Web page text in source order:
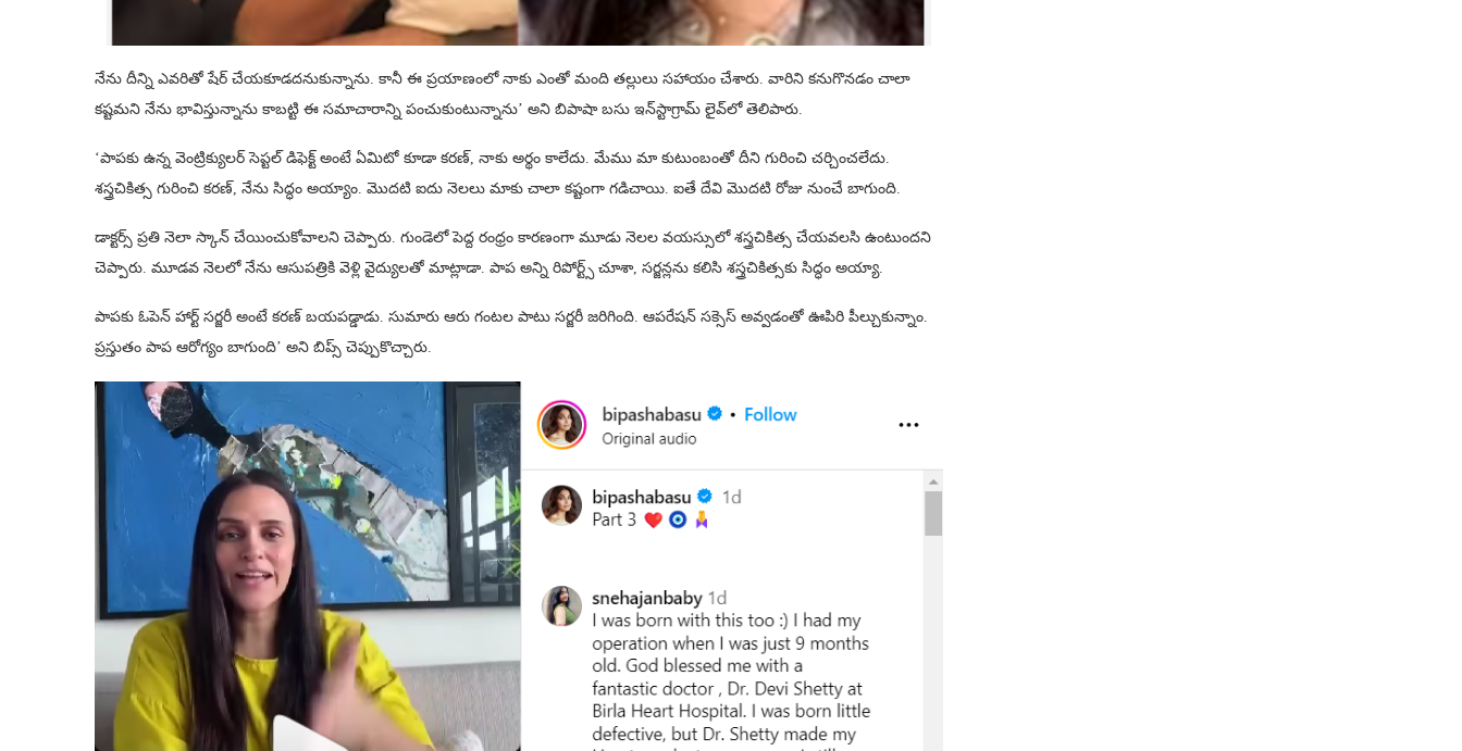
నేను దీన్ని ఎవరితో షేర్ చేయకూడదనుకున్నాను. కానీ ఈ ప్రయాణంలో నాకు ఎంతో మంది తల్లులు సహాయం చేశారు. వారిని కనుగొనడం చాలా
కష్టమని నేను భావిస్తున్నాను కాబట్టి ఈ సమాచారాన్ని పంచుకుంటున్నాను’ అని బిపాషా బసు ఇన్‌స్టాగ్రామ్ లైవ్‌లో తెలిపారు.
‘పాపకు ఉన్న వెంట్రిక్యులర్‌ సెప్టల్‌ డిఫెక్ట్‌ అంటే ఏమిటో కూడా కరణ్, నాకు అర్థం కాలేదు. మేము మా కుటుంబంతో దీని గురించి చర్చించలేదు.
శస్త్రచికిత్స గురించి కరణ్, నేను సిద్ధం అయ్యాం. మొదటి ఐదు నెలలు మాకు చాలా కష్టంగా గడిచాయి. ఐతే దేవి మొదటి రోజు నుంచే బాగుంది.
డాక్టర్స్ ప్రతి నెలా స్కాన్‌ చేయించుకోవాలని చెప్పారు. గుండెలో పెద్ద రంధ్రం కారణంగా మూడు నెలల వయస్సులో శస్త్రచికిత్స చేయవలసి ఉంటుందని
చెప్పారు. మూడవ నెలలో నేను ఆసుపత్రికి వెళ్లి వైద్యులతో మాట్లాడా. పాప అన్ని రిపోర్ట్స్ చూశా, సర్జన్లను కలిసి శస్త్రచికిత్సకు సిద్ధం అయ్యా.
పాపకు ఓపెన్‌ హార్ట్‌ సర్జరీ అంటే కరణ్ బయపడ్డాడు. సుమారు ఆరు గంటల పాటు సర్జరీ జరిగింది. ఆపరేషన్‌ సక్సెస్‌ అవ్వడంతో ఊపిరి పీల్చుకున్నాం.
ప్రస్తుతం పాప ఆరోగ్యం బాగుంది’ అని బిప్స్ చెప్పుకొచ్చారు.